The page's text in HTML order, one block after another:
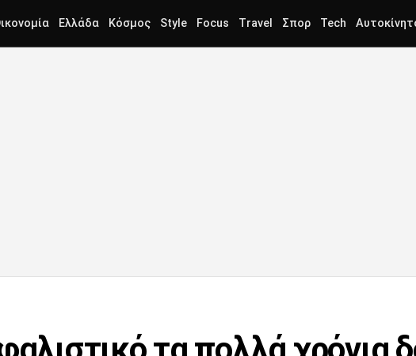
Ελλάδα Κόσμος Style Focus Travel Σπορ Tech